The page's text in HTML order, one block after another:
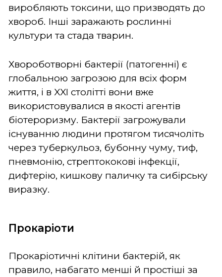
виробляють токсини, що призводять до
хвороб. Інші заражають рослинні
культури та стада тварин.
Хвороботворні бактерії (патогенні) є
глобальною загрозою для всіх форм
життя, і в XXI столітті вони вже
використовувалися в якості агентів
біотероризму. Бактерії загрожували
існуванню людини протягом тисячоліть
через туберкульоз, бубонну чуму, тиф,
пневмонію, стрептококові інфекції,
дифтерію, кишкову паличку та сибірську
виразку.
Прокаріоти
Прокаріотичні клітини бактерій, як
правило, набагато менші й простіші за